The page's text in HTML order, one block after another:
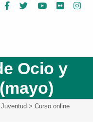
Facebook
Twitter YouTube
Flickr
Ocio y
> Curso online